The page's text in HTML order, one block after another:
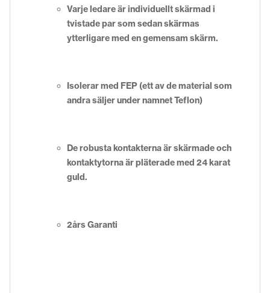
Varje ledare är individuellt skärmad i
tvistade par som sedan skärmas
ytterligare med en gemensam skärm.
Isolerar med FEP (ett av de material som
andra säljer under namnet Teflon)
De robusta kontakterna är skärmade och
kontaktytorna är pläterade med 24 karat
guld.
2års Garanti